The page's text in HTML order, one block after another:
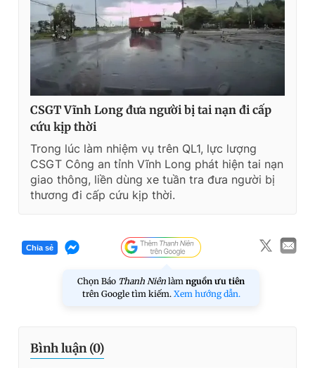
CSGT Vĩnh Long đưa người bị tai nạn đi cấp
cứu kịp thời
Trong lúc làm nhiệm vụ trên QL1, lực lượng
CSGT Công an tỉnh Vĩnh Long phát hiện tai nạn
giao thông, liền dùng xe tuần tra đưa người bị
thương đi cấp cứu kịp thời.
Chia sẻ
Chọn Báo Thanh Niên làm nguồn ưu tiên
trên Google tìm kiếm. Xem hướng dẫn.
Bình luận (0)